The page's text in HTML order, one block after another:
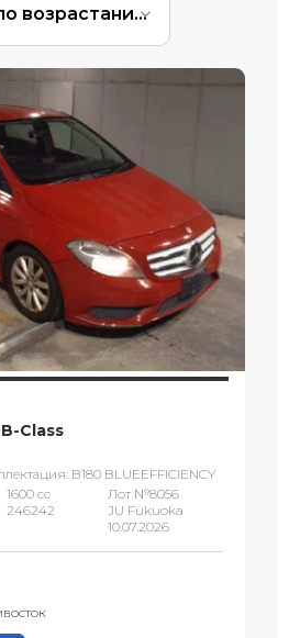
↑ Стоимость: по возрастанию
Class
B180 BLUEEFFICIENCY
1600 сс
246242
Лот №8056
JU Fukuoka
10.07.2026